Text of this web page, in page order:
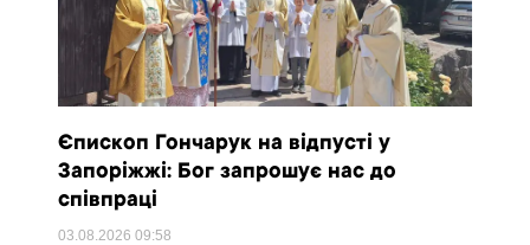
Єпископ Гончарук на відпусті у
Запоріжжі: Бог запрошує нас до
співпраці
03.08.202609:58